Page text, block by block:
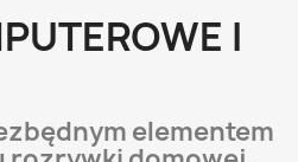
I
elementem